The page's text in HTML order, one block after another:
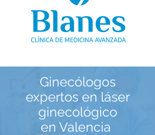
Ginecólogos
expertos en láser
ginecológico
en Valencia